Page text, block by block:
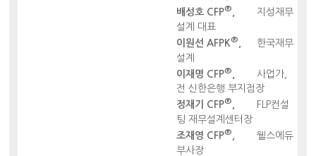
배성호 CFP®
지성재무
설계 대표
이원선 AFPK®
한국재무
설계
이재명 CFP®
사업가,
전 신한은행 부지점장
정재기 CFP®
FLP컨설
팅 재무설계센터장
조재영 CFP®
웰스에듀
부사장